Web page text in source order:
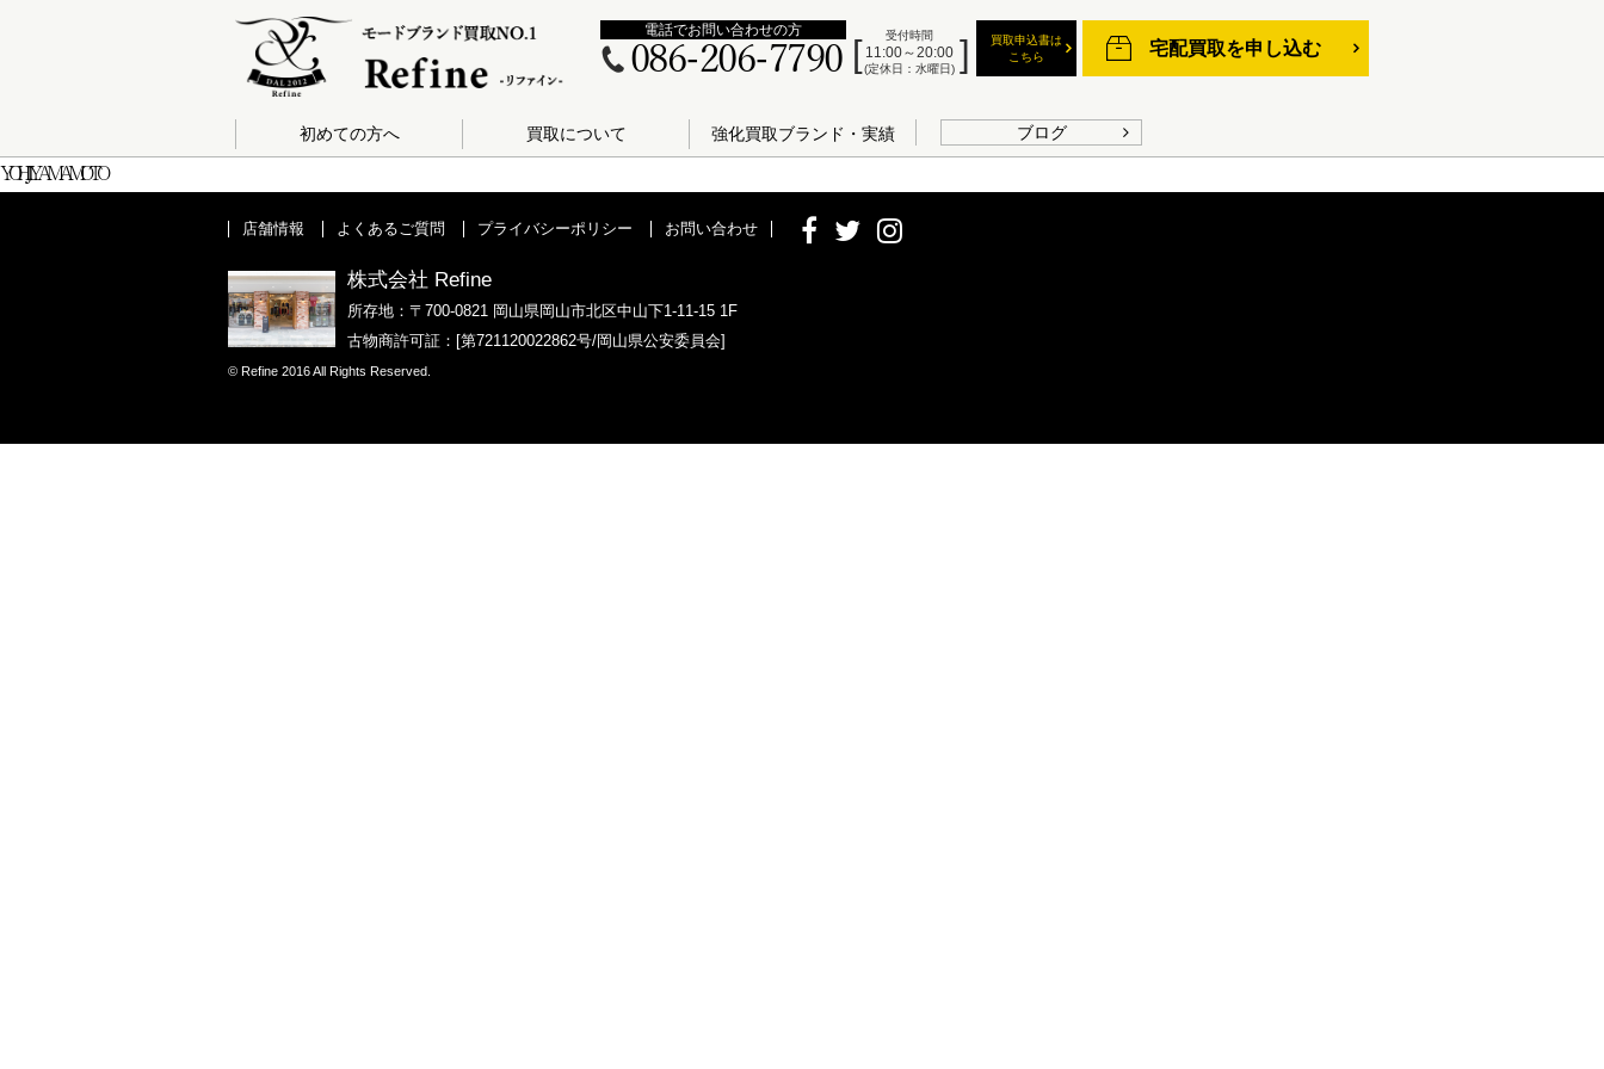
宅配買取を申し込む
買取申込書は
こちら
受付時間
11:00～20:00
(定休日：水曜日)
電話でお問い合わせの方
086-206-7790
初めての方へ 買取について 強化買取ブランド・実績 ブログ
YOHJI YAMAMOTO
店舗情報 よくあるご質問 プライバシーポリシー お問い合わせ
株式会社 Refine
所存地：〒700-0821 岡山県岡山市北区中山下1-11-15 1F
古物商許可証：[第721120022862号/岡山県公安委員会]
© Refine 2016 All Rights Reserved.